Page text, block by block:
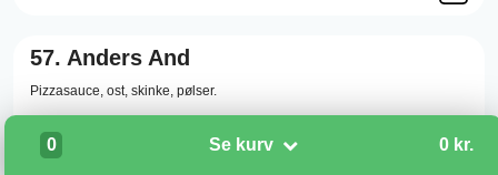
57. Anders And
Pizzasauce, ost, skinke, pølser.
59,00 kr.
0 Se kurv 0 kr.